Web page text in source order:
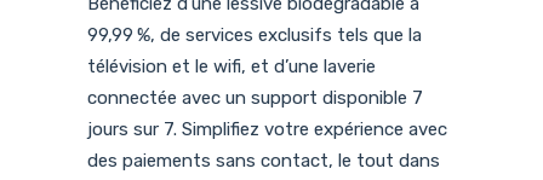
99,99 %, de services exclusifs tels que la
télévision et le wifi, et d’une laverie
connectée avec un support disponible 7
jours sur 7. Simplifiez votre expérience avec
des paiements sans contact, le tout dans